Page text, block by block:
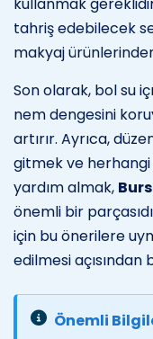
tahriş edebilecek
makyaj ürünlerinden
Son olarak, bol su
nem dengesini
artırır. Ayrıca,
gitmek ve
yardım almak,
önemli bir
için bu önerilere
edilmesi açısından
Önemli